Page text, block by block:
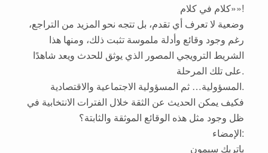
«كلام في كلام»!
وضعية لا تعرف أي تقدم، بل تتجه نحو المزيد من التراجع،
رغم وجود وقائع وأدلة ملموسة تثبت ذلك، ومنها هذا
الشريط الترويجي المصور الذي يوثق للحدث ويعد شاهدًا
على تلك المرحلة.
المسؤولية… ثم المسؤولية الاجتماعية والاقتصادية.
فكيف يمكن الحديث عن الثقة خلال الفترات الانتخابية في
ظل وجود مثل هذه الوقائع الموثقة والثابتة؟
الإمضاء:
باتريك سيمون